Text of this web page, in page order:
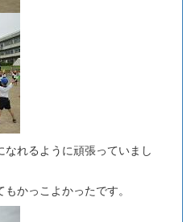
なれるように頑張っていまし
かっこよかったです。